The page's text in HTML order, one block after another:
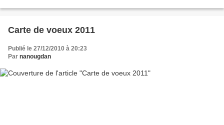
Carte de voeux 2011
Publié le 27/12/2010 à 20:23
Par nanougdan